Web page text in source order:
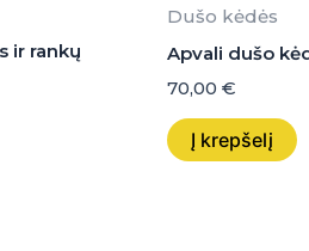
ir rankų
Dušo kėdės
Apvali dušo
70,00€
Į krepšelį